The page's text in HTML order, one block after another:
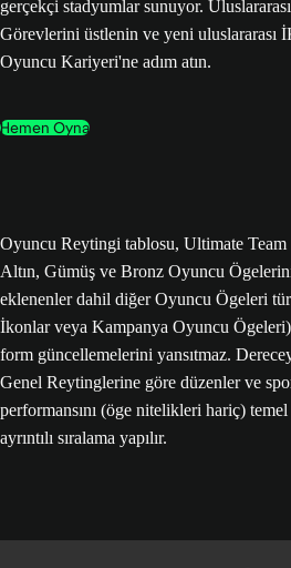
gerçekçi stadyumlar sunuyor.
Görevlerini üstlenin ve yeni uluslararası
Oyuncu Kariyeri'ne adım atın.
Hemen Oyna
Oyuncu Reytingi tablosu, Ultimate Team
Altın, Gümüş ve Bronz Oyuncu
eklenenler dahil diğer Oyuncu Ögeleri
İkonlar veya Kampanya Oyuncu
form güncellemelerini yansıtmaz.
Genel Reytinglerine göre düzenler ve
performansını (öge nitelikleri hariç)
ayrıntılı sıralama yapılır.